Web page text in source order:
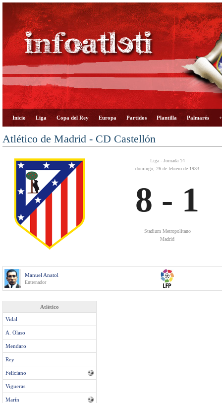
Inicio Liga Copa del Rey Europa Partidos Plantilla Palmarés
Atlético de Madrid - CD Castellón
Liga - Jornada 14
domingo, 26 de febrero de 1933
8 - 1
Stadium Metropolitano
Madrid
Manuel Anatol
Entrenador
Atlético
Vidal
A. Olaso
Mendaro
Rey
Feliciano
Vigueras
Marín